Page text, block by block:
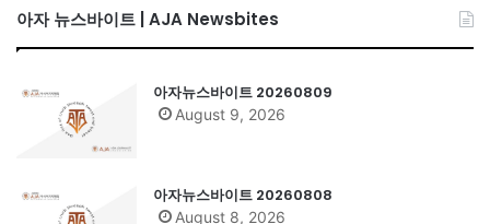
아자 뉴스바이트 | AJA Newsbites
아자뉴스바이트 20260809
August 9, 2026
아자뉴스바이트 20260808
August 8, 2026